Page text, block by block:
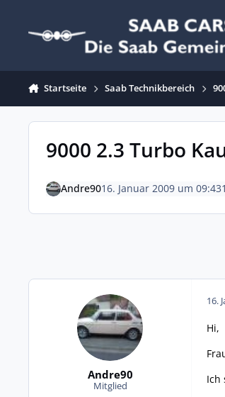
Startseite Saab Technikbereich
9000 2.3 Turbo
Andre9016. Januar 2009 um 09:43
Andre90
Mitglied
16.
Hi,
Ich